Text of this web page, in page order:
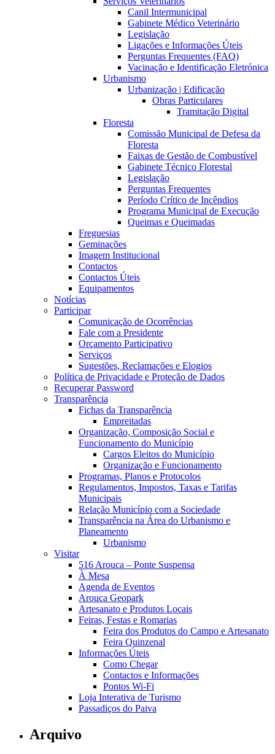
Canil Intermunicipal
Gabinete Médico Veterinário
Legislação
Ligações e Informações Úteis
Perguntas Frequentes (FAQ)
Vacinação e Identificação Eletrónica
Urbanismo
Urbanização | Edificação
Obras Particulares
Tramitação Digital
Floresta
Comissão Municipal de Defesa da
Floresta
Faixas de Gestão de Combustível
Gabinete Técnico Florestal
Legislação
Perguntas Frequentes
Período Crítico de Incêndios
Programa Municipal de Execução
Queimas e Queimadas
Freguesias
Geminações
Imagem Institucional
Contactos
Contactos Úteis
Equipamentos
Notícias
Participar
Comunicação de Ocorrências
Fale com a Presidente
Orçamento Participativo
Serviços
Sugestões, Reclamações e Elogios
Política de Privacidade e Proteção de Dados
Recuperar Password
Transparência
Fichas da Transparência
Empreitadas
Organização, Composição Social e
Funcionamento do Município
Cargos Eleitos do Município
Organização e Funcionamento
Programas, Planos e Protocolos
Regulamentos, Impostos, Taxas e Tarifas
Municipais
Relação Município com a Sociedade
Transparência na Área do Urbanismo e
Planeamento
Urbanismo
Visitar
516 Arouca – Ponte Suspensa
À Mesa
Agenda de Eventos
Arouca Geopark
Artesanato e Produtos Locais
Feiras, Festas e Romarias
Feira dos Produtos do Campo e Artesanato
Feira Quinzenal
Informações Úteis
Como Chegar
Contactos e Informações
Pontos Wi-Fi
Loja Interativa de Turismo
Passadiços do Paiva
Arquivo